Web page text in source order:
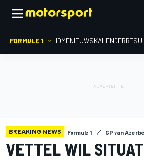
FORMULE 1 HOMENIEUWSKALENDER
BREAKING NEWS Formule 1 GP van
VETTEL WIL